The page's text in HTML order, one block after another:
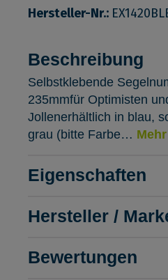
Hersteller-Nr.:
Beschreibung
Selbstklebende
235mmfür Optimisten
Jollenerhältlich in blau,
grau (bitte Farbe… Mehr
Eigenschaften
Hersteller /
Bewertungen